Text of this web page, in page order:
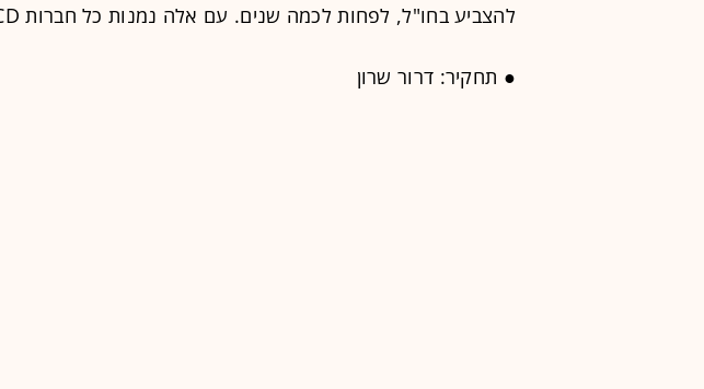
להצביע בחו"ל, לפחות לכמה שנים. עם אלה נמנות כל חברות OECD, פרט לאירלנד.
● תחקיר: דרור שרון